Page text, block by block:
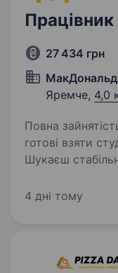
27 434 грн
Яремче, 4,0
Повна
готові взяти
Шукаєш
сильної
4 дні тому